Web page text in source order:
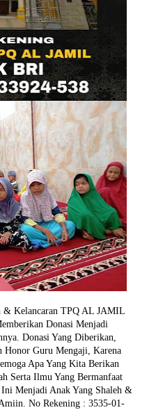
& Kelancaran TPQ AL JAMIL
Donasi Menjadi
Donasi Yang Diberikan,
Honor Guru Mengaji, Karena
Apa Yang Kita Berikan
Serta Ilmu Yang Bermanfaat
Menjadi Anak Yang Shaleh &
No Rekening : 3535-01-